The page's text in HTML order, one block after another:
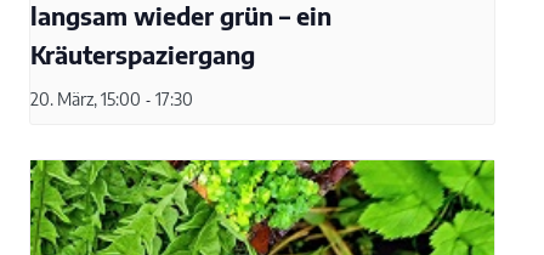
langsam wieder grün – ein
Kräuterspaziergang
20. März, 15:00 - 17:30